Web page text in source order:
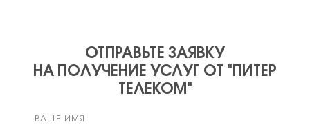
ОТПРАВЬТЕ ЗАЯВКУ
НА ПОЛУЧЕНИЕ УСЛУГ ОТ "ПИТЕР
ТЕЛЕКОМ"